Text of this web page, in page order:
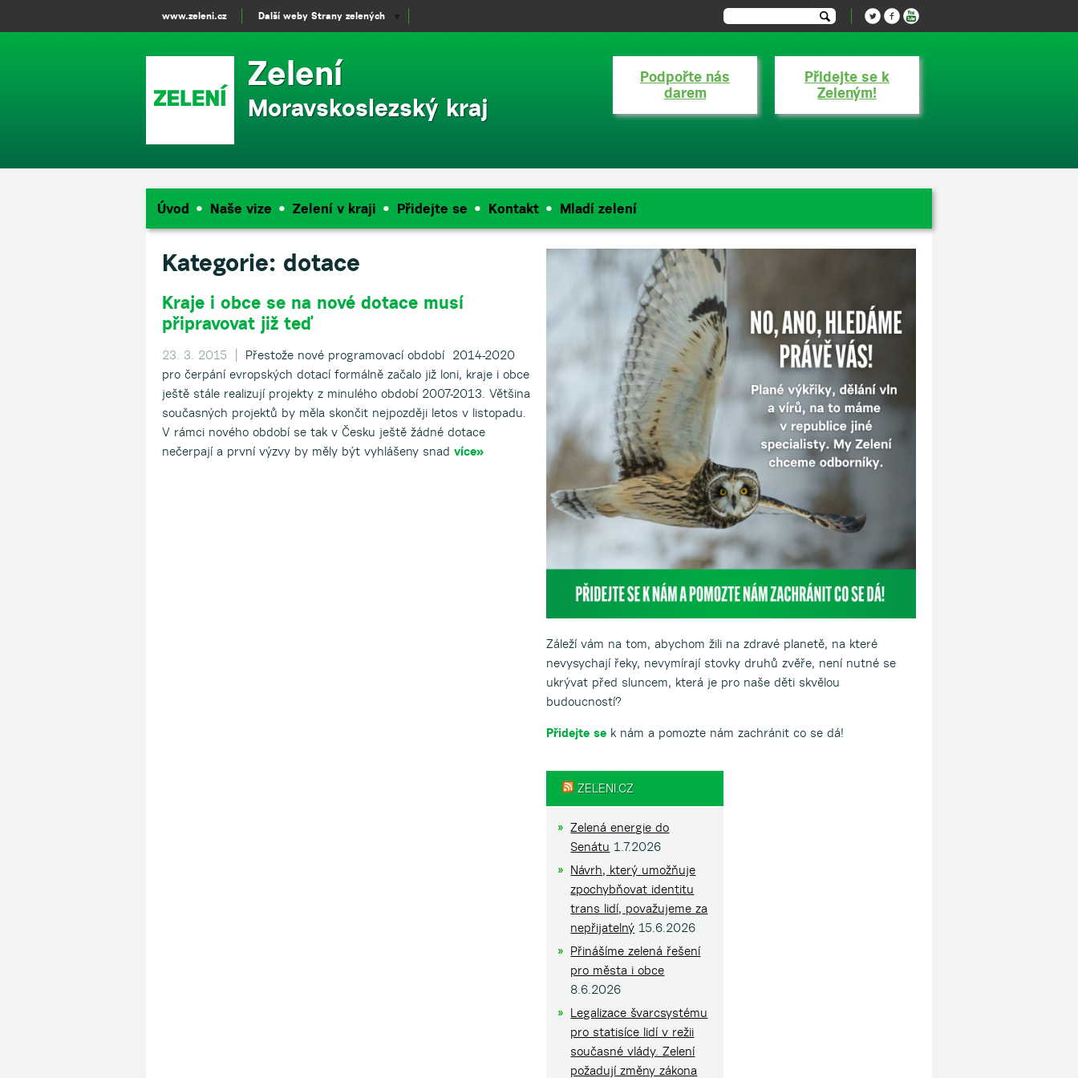
Zelení
Moravskoslezský kraj
Přidejte se k
Zeleným!
Podpořte nás
darem
Úvod Naše vize Zelení v kraji Přidejte se Kontakt Mladí zelení
Kategorie: dotace
Kraje i obce se na nové dotace musí
připravovat již teď
23. 3. 2015 |
Přestože nové programovací období 2014-2020
pro čerpání evropských dotací formálně začalo již loni, kraje i obce
ještě stále realizují projekty z minulého období 2007-2013. Většina
současných projektů by měla skončit nejpozději letos v listopadu.
V rámci nového období se tak v Česku ještě žádné dotace
nečerpají a první výzvy by měly být vyhlášeny snad více»
Záleží vám na tom, abychom žili na zdravé planetě, na které
nevysychají řeky, nevymírají stovky druhů zvěře, není nutné se
ukrývat před sluncem, která je pro naše děti skvělou
budoucností?
Přidejte se k nám a pomozte nám zachránit co se dá!
ZELENI.CZ
Zelená energie do
Senátu 1.7.2026
Návrh, který umožňuje
zpochybňovat identitu
trans lidí, považujeme za
nepřijatelný 15.6.2026
Přinášíme zelená řešení
pro města i obce
8.6.2026
Legalizace švarcsystému
pro statisíce lidí v režii
současné vlády. Zelení
požadují změny zákona
www.zeleni.cz Další weby Strany zelených ▼